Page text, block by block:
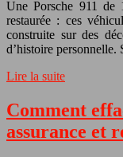
Une Porsche 911 de
restaurée : ces
construite sur des
d’histoire
Lire la suite
Comment
assurance et